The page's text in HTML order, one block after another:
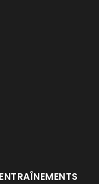
ENTRAÎNEMENTS